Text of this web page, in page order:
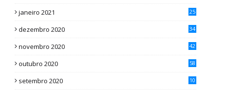
janeiro 2021 25
dezembro 2020 34
novembro 2020 42
outubro 2020 58
setembro 2020
10